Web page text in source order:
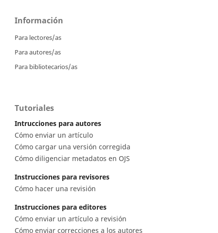
Información
Para lectores/as
Para autores/as
Para bibliotecarios/as
Tutoriales
Intrucciones para autores
Cómo enviar un artículo
Cómo cargar una versión corregida
Cómo diligenciar metadatos en OJS
Instrucciones para revisores
Cómo hacer una revisión
Instrucciones para editores
Cómo enviar un artículo a revisión
Cómo enviar correcciones a los autores